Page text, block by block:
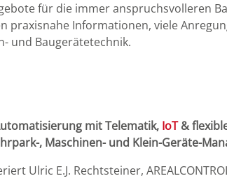
für die immer anspruchsvolleren
praxisnahe Informationen, viele
und Baugerätetechnik.
mit Telematik, IoT&
, Maschinen- und Klein-Geräte-
Ulric E.J. Rechtsteiner,